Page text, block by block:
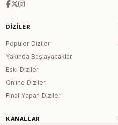
DIZILER
Popüler Diziler
Yakında Başlayacaklar
Eski Diziler
Online Diziler
Final Yapan Diziler
KANALLAR